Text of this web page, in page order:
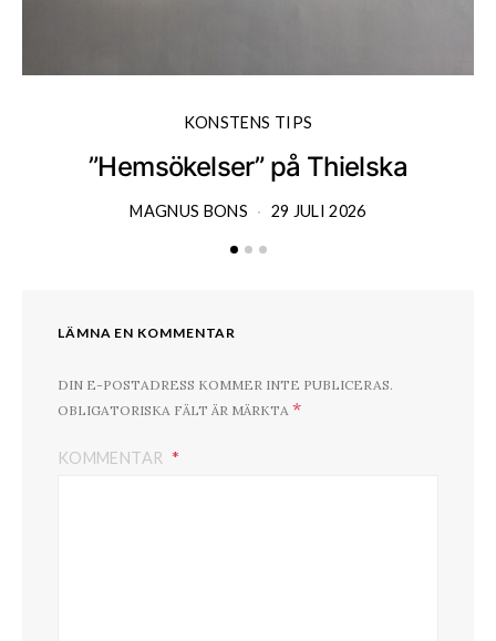
KONSTENS TIPS
”Hemsökelser” på Thielska
MAGNUS BONS 29 JULI 2026
LÄMNA EN KOMMENTAR
DIN E-POSTADRESS KOMMER INTE PUBLICERAS.
OBLIGATORISKA FÄLT ÄR MÄRKTA *
KOMMENTAR